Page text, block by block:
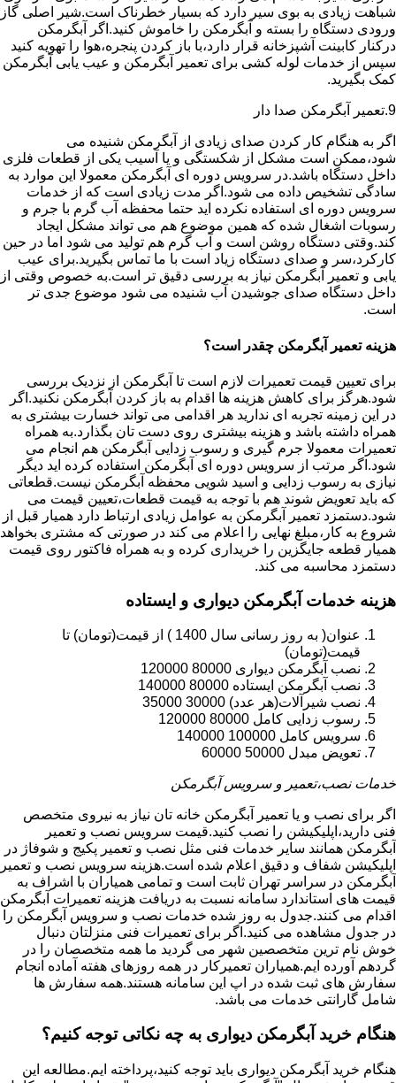
شباهت زیادی به بوی سیر دارد که بسیار خطرناک است.شیر اصلی گاز
ورودی دستگاه را بسته و آبگرمکن را خاموش کنید.اگر آبگرمکن
درکنار کابینت آشپزخانه قرار دارد،با باز کردن پنجره،هوا را تهویه کنید
سپس از خدمات لوله کشی برای تعمیر آبگرمکن و عیب یابی آبگرمکن
کمک بگیرید.
9.تعمیر آبگرمکن صدا دار
اگر به هنگام کار کردن صدای زیادی از آبگرمکن شنیده می
شود،ممکن است مشکل از شکستگی و یا آسیب یکی از قطعات فلزی
داخل دستگاه باشد.در سرویس دوره ای آبگرمکن معمولا این موارد به
سادگی تشخیص داده می شود.اگر مدت زیادی است که از خدمات
سرویس دوره ای استفاده نکرده اید حتما محفظه آب گرم با جرم و
رسوبات اشغال شده که همین موضوع هم می تواند مشکل ایجاد
کند.وقتی دستگاه روشن است و آب گرم هم تولید می شود اما در حین
کارکرد،سر و صدای دستگاه زیاد است با ما تماس بگیرید.برای عیب
یابی و تعمیر آبگرمکن نیاز به بررسی دقیق تر است.به خصوص وقتی از
داخل دستگاه صدای جوشیدن آب شنیده می شود موضوع جدی تر
است.
هزینه تعمیر آبگرمکن چقدر است؟
برای تعیین قیمت تعمیرات لازم است تا آبگرمکن از نزدیک بررسی
شود.هرگز برای کاهش هزینه ها اقدام به باز کردن آبگرمکن نکنید.اگر
در این زمینه تجربه ای ندارید هر اقدامی می تواند خسارت بیشتری به
همراه داشته باشد و هزینه بیشتری روی دست تان بگذارد.به همراه
تعمیرات معمولا جرم گیری و رسوب زدایی آبگرمکن هم انجام می
شود.اگر مرتب از سرویس دوره ای آبگرمکن استفاده کرده اید دیگر
نیازی به رسوب زدایی و اسید شویی محفظه آبگرمکن نیست.قطعاتی
که باید تعویض شوند هم با توجه به قیمت قطعات،تعیین قیمت می
شود.دستمزد تعمیر آبگرمکن به عوامل زیادی ارتباط دارد همیار قبل از
شروع به کار،مبلغ نهایی را اعلام می کند در صورتی که مشتری بخواهد
همیار قطعه جایگزین را خریداری کرده و به همراه فاکتور روی قیمت
دستمزد محاسبه می کند.
هزینه خدمات آبگرمکن دیواری و ایستاده
عنوان( به روز رسانی سال 1400 ) از قیمت(تومان) تا
قیمت(تومان)
نصب آبگرمکن دیواری 80000 120000
نصب آبگرمکن ایستاده 80000 140000
نصب شیرآلات(هر عدد) 30000 35000
رسوب زدایی کامل 80000 120000
سرویس کامل 100000 140000
تعویض مبدل 50000 60000
خدمات نصب،تعمیر و سرویس آبگرمکن
اگر برای نصب و یا تعمیر آبگرمکن خانه تان نیاز به نیروی متخصص
فنی دارید،اپلیکیشن را نصب کنید.قیمت سرویس نصب و تعمیر
آبگرمکن همانند سایر خدمات فنی مثل نصب و تعمیر پکیج و شوفاژ در
اپلیکیشن شفاف و دقیق اعلام شده است.هزینه سرویس نصب و تعمیر
آبگرمکن در سراسر تهران ثابت است و تمامی همیاران با اشراف به
قیمت های استاندارد سامانه نسبت به دریافت هزینه تعمیرات آبگرمکن
اقدام می کنند.جدول به روز شده خدمات نصب و سرویس آبگرمکن را
در جدول مشاهده می کنید.اگر برای تعمیرات فنی منزلتان دنبال
خوش نام ترین متخصصین شهر می گردید ما همه متخصصان را در
گردهم آورده ایم.همیاران تعمیرکار در همه روزهای هفته آماده انجام
سفارش های ثبت شده در اپ این سامانه هستند.همه سفارش ها
شامل گارانتی خدمات می باشد.
هنگام خرید آبگرمکن دیواری به چه نکاتی توجه کنیم؟
هنگام خرید آبگرمکن دیواری باید توجه کنید،پرداخته ایم.مطالعه این